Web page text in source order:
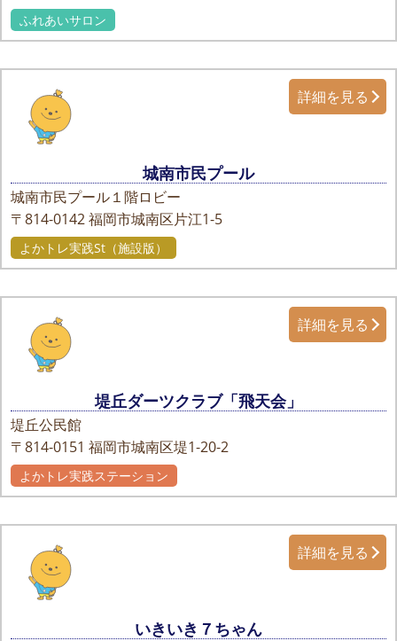
ふれあいサロン
城南市民プール
城南市民プール１階ロビー
〒814-0142福岡市城南区片江1-5
詳細を見る
よかトレ実践St（施設版）
堤丘ダーツクラブ「飛天会」
堤丘公民館
〒814-0151 福岡市城南区堤1-20-2
詳細を見る
よかトレ実践ステーション
いきいき７ちゃん
詳細を見る